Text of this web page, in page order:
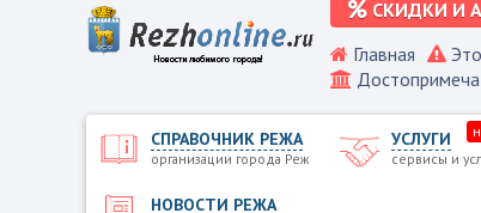
СКИДКИ И
Главная
СПРАВОЧНИК РЕЖА
организации города Реж
УСЛУГИ
сервисы и
НОВОСТИ РЕЖА